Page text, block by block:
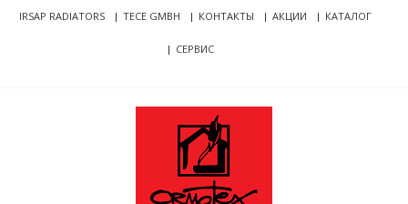
Skip
SkipIRSAP RADIATORS TECE GMBH КОНТАКТЫ АКЦИИ КАТАЛОГ
СЕРВИС